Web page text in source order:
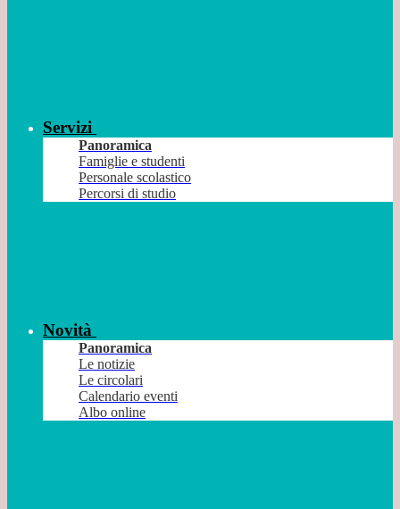
Servizi
Panoramica
Famiglie e studenti
Personale scolastico
Percorsi di studio
Novità
Panoramica
Le notizie
Le circolari
Calendario eventi
Albo online